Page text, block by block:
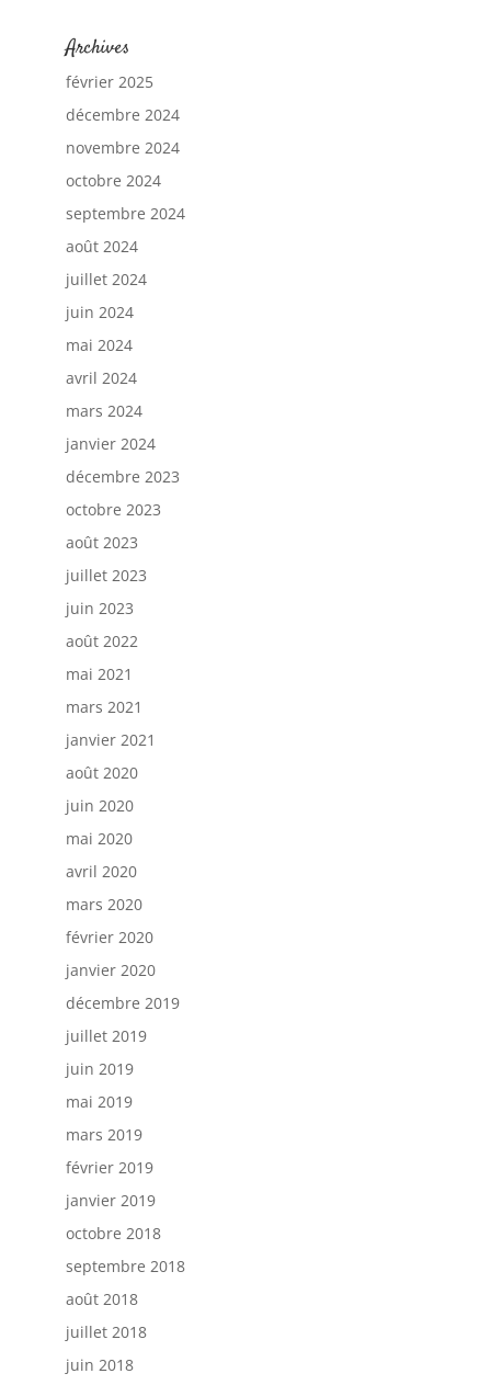
Archives
février 2025
décembre 2024
novembre 2024
octobre 2024
septembre 2024
août 2024
juillet 2024
juin 2024
mai 2024
avril 2024
mars 2024
janvier 2024
décembre 2023
octobre 2023
août 2023
juillet 2023
juin 2023
août 2022
mai 2021
mars 2021
janvier 2021
août 2020
juin 2020
mai 2020
avril 2020
mars 2020
février 2020
janvier 2020
décembre 2019
juillet 2019
juin 2019
mai 2019
mars 2019
février 2019
janvier 2019
octobre 2018
septembre 2018
août 2018
juillet 2018
juin 2018